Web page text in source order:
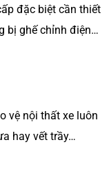
đặc biệt cần thiết
bị ghế chỉnh điện…
vệ nội thất xe luôn
hay vết trầy…